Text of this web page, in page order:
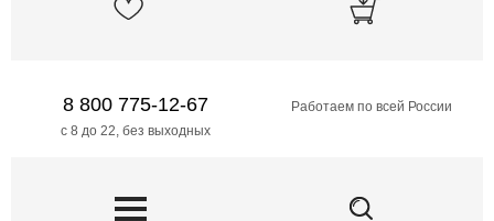
8 800 775-12-67
с 8 до 22, без выходных
Работаем по всей России